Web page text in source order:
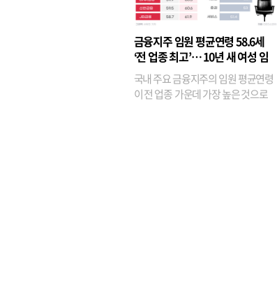
금융지주 임원 평균연령 58.6세
‘전 업종 최고’… 10년 새 여성 임
원은 14배 껑충
국내 주요 금융지주의 임원 평균연령
이 전 업종 가운데 가장 높은 것으로